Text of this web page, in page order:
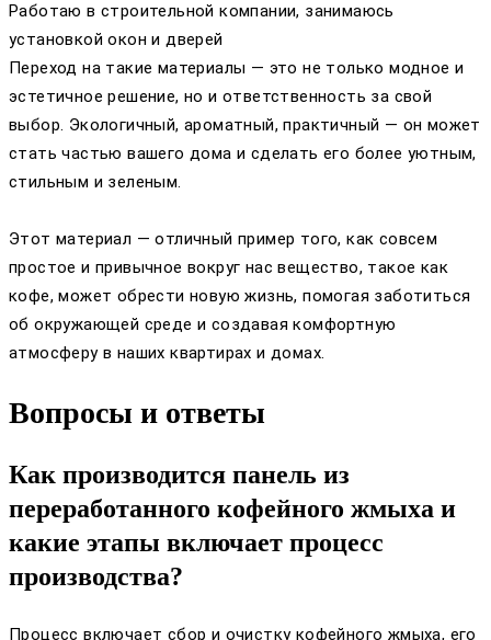
Работаю в строительной компании, занимаюсь
установкой окон и дверей
Переход на такие материалы — это не только модное и
эстетичное решение, но и ответственность за свой
выбор. Экологичный, ароматный, практичный — он может
стать частью вашего дома и сделать его более уютным,
стильным и зеленым.
Этот материал — отличный пример того, как совсем
простое и привычное вокруг нас вещество, такое как
кофе, может обрести новую жизнь, помогая заботиться
об окружающей среде и создавая комфортную
атмосферу в наших квартирах и домах.
Вопросы и ответы
Как производится панель из
переработанного кофейного жмыха и
какие этапы включает процесс
производства?
Процесс включает сбор и очистку кофейного жмыха, его